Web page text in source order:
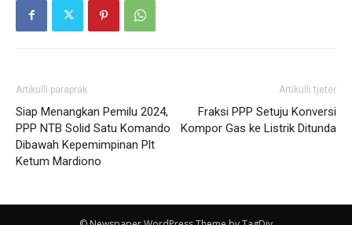
Artikulli paraprak
Siap Menangkan Pemilu 2024,
PPP NTB Solid Satu Komando
Dibawah Kepemimpinan Plt
Ketum Mardiono
Artikulli tjetër
Fraksi PPP Setuju Konversi
Kompor Gas ke Listrik Ditunda